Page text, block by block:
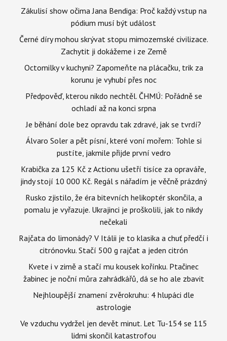
Zákulisí show očima Jana Bendiga: Proč každý vstup na
pódium musí být událost
Černé díry mohou skrývat stopu mimozemské civilizace.
Zachytit ji dokážeme i ze Země
Octomilky v kuchyni? Zapomeňte na plácačku, trik za
korunu je vyhubí přes noc
Předpověď, kterou nikdo nechtěl. ČHMÚ: Pořádně se
ochladí až na konci srpna
Je běhání dole bez opravdu tak zdravé, jak se tvrdí?
Álvaro Soler a pět písní, které voní mořem: Tohle si
pustíte, jakmile přijde první vedro
Krabička za 125 Kč z Actionu ušetří tisíce za opraváře,
jindy stojí 10 000 Kč. Regál s nářadím je věčně prázdný
Rusko zjistilo, že éra bitevních helikoptér skončila, a
pomalu je vyřazuje. Ukrajinci je proškolili, jak to nikdy
nečekali
Rajčata do limonády? V Itálii je to klasika a chuť předčí i
citrónovku. Stačí 500 g rajčat a jeden citrón
Kvete i v zimě a stačí mu kousek kořínku. Ptačinec
žabinec je noční můra zahrádkářů, dá se ho ale zbavit
Nejhloupější znamení zvěrokruhu: 4 hlupáci dle
astrologie
Ve vzduchu vydržel jen devět minut. Let Tu-154 se 115
lidmi skončil katastrofou